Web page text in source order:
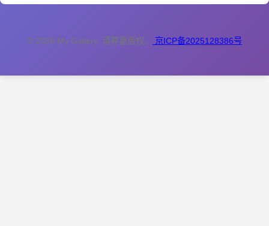
© 2026 My Gallery. 请尊重版权。 京ICP备2025128386号